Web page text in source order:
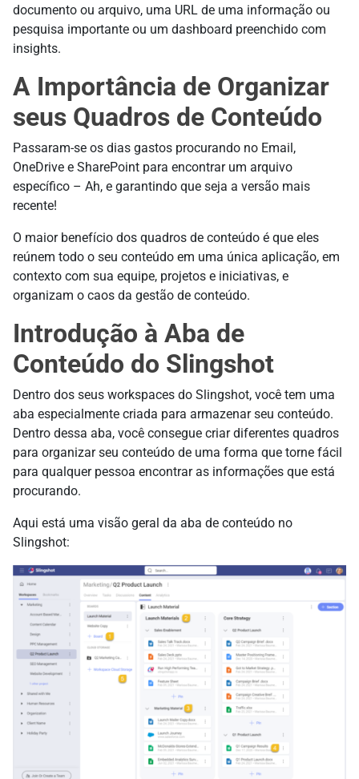
documento ou arquivo, uma URL de uma informação ou
pesquisa importante ou um dashboard preenchido com
insights.
A Importância de Organizar
seus Quadros de Conteúdo
Passaram-se os dias gastos procurando no Email,
OneDrive e SharePoint para encontrar um arquivo
específico – Ah, e garantindo que seja a versão mais
recente!
O maior benefício dos quadros de conteúdo é que eles
reúnem todo o seu conteúdo em uma única aplicação, em
contexto com sua equipe, projetos e iniciativas, e
organizam o caos da gestão de conteúdo.
Introdução à Aba de
Conteúdo do Slingshot
Dentro dos seus workspaces do Slingshot, você tem uma
aba especialmente criada para armazenar seu conteúdo.
Dentro dessa aba, você consegue criar diferentes quadros
para organizar seu conteúdo de uma forma que torne fácil
para qualquer pessoa encontrar as informações que está
procurando.
Aqui está uma visão geral da aba de conteúdo no
Slingshot: